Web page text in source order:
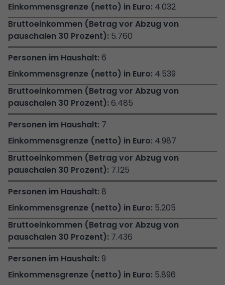
4.032
5.760
6
4.539
6.485
7
4.987
7.125
8
5.205
7.436
9
5.896